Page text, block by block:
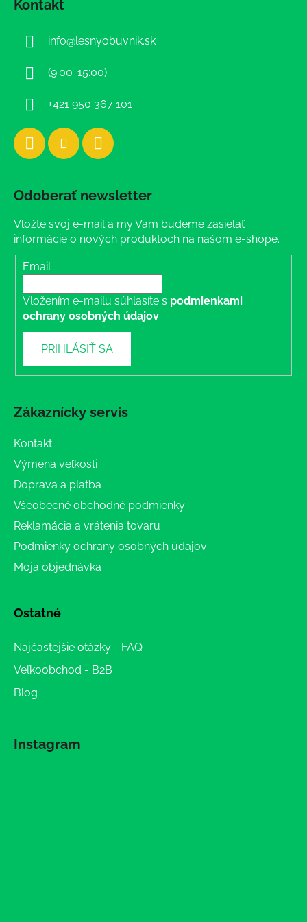
Kontakt
info@lesnyobuvnik.sk
(9:00-15:00)
+421 950 367 101
Odoberať newsletter
Vložte svoj e-mail a my Vám budeme zasielať
informácie o nových produktoch na našom e-shope.
Email
Vložením e-mailu súhlasíte s podmienkami
ochrany osobných údajov
PRIHLÁSIŤ SA
Zákaznícky servis
Kontakt
Výmena veľkosti
Doprava a platba
Všeobecné obchodné podmienky
Reklamácia a vrátenia tovaru
Podmienky ochrany osobných údajov
Moja objednávka
Ostatné
Najčastejšie otázky - FAQ
Veľkoobchod - B2B
Blog
Instagram